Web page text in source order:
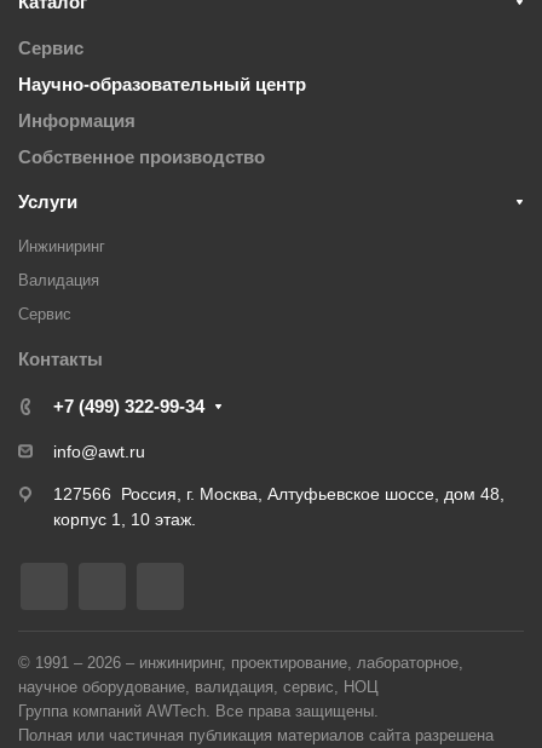
Сервис
Научно-образовательный центр
Информация
Собственное производство
Услуги
Инжиниринг
Валидация
Cервис
Контакты
+7 (499) 322-99-34
info@awt.ru
127566 Россия, г. Москва, Алтуфьевское шоссе, дом 48,
корпус 1, 10 этаж.
© 1991 – 2026 – инжиниринг, проектирование, лабораторное,
научное оборудование, валидация, сервис, НОЦ
Группа компаний AWTech. Все права защищены.
Полная или частичная публикация материалов сайта разрешена